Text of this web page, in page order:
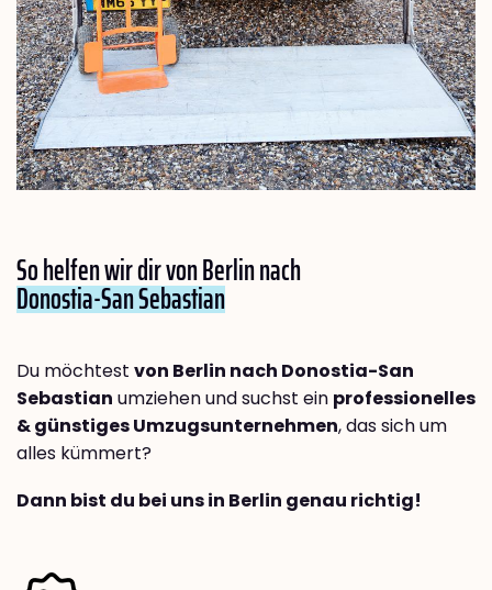
So helfen wir dir von Berlin nach
Donostia-San Sebastian
Du möchtest von Berlin nach Donostia-San
Sebastian umziehen und suchst ein professionelles
& günstiges Umzugsunternehmen, das sich um
alles kümmert?
Dann bist du bei uns in Berlin genau richtig!